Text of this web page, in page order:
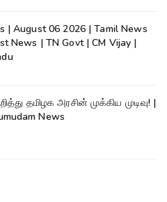
| August 06 2026 | Tamil News
News | TN Govt | CM Vijay |
தமிழக அரசின் முக்கிய முடிவு! |
News